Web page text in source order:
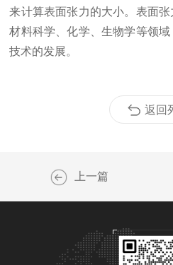
来计算表面张力的大小。表面
材料科学、化学、生物学等领
技术的发展。
返回
上一篇